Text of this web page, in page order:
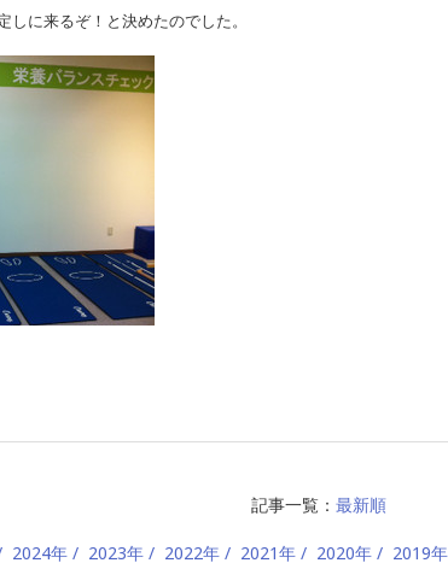
に来るぞ！と決めたのでした。
記事一覧： 最新順
2024年 2023年 2022年 2021年 2020年 2019年